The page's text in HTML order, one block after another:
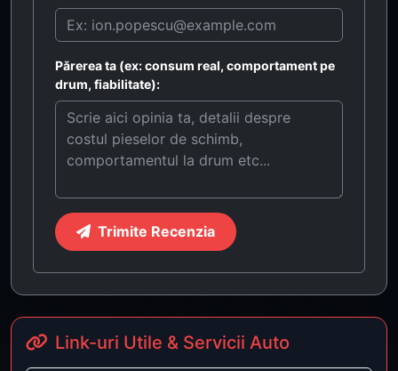
Părerea ta (ex: consum real, comportament pe
drum, fiabilitate):
Trimite Recenzia
Link-uri Utile & Servicii Auto